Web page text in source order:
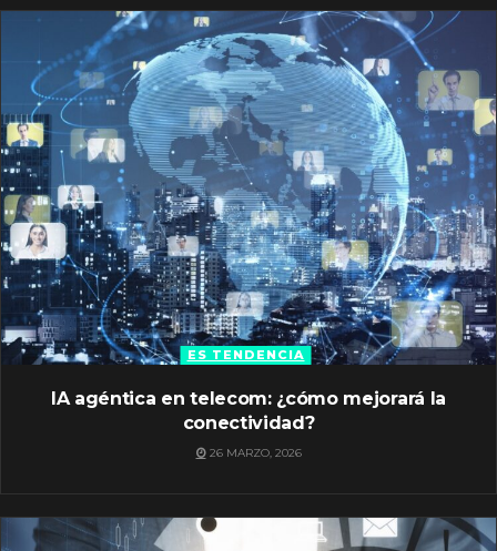
ES TENDENCIA
IA agéntica en telecom: ¿cómo mejorará la
conectividad?
26 MARZO, 2026